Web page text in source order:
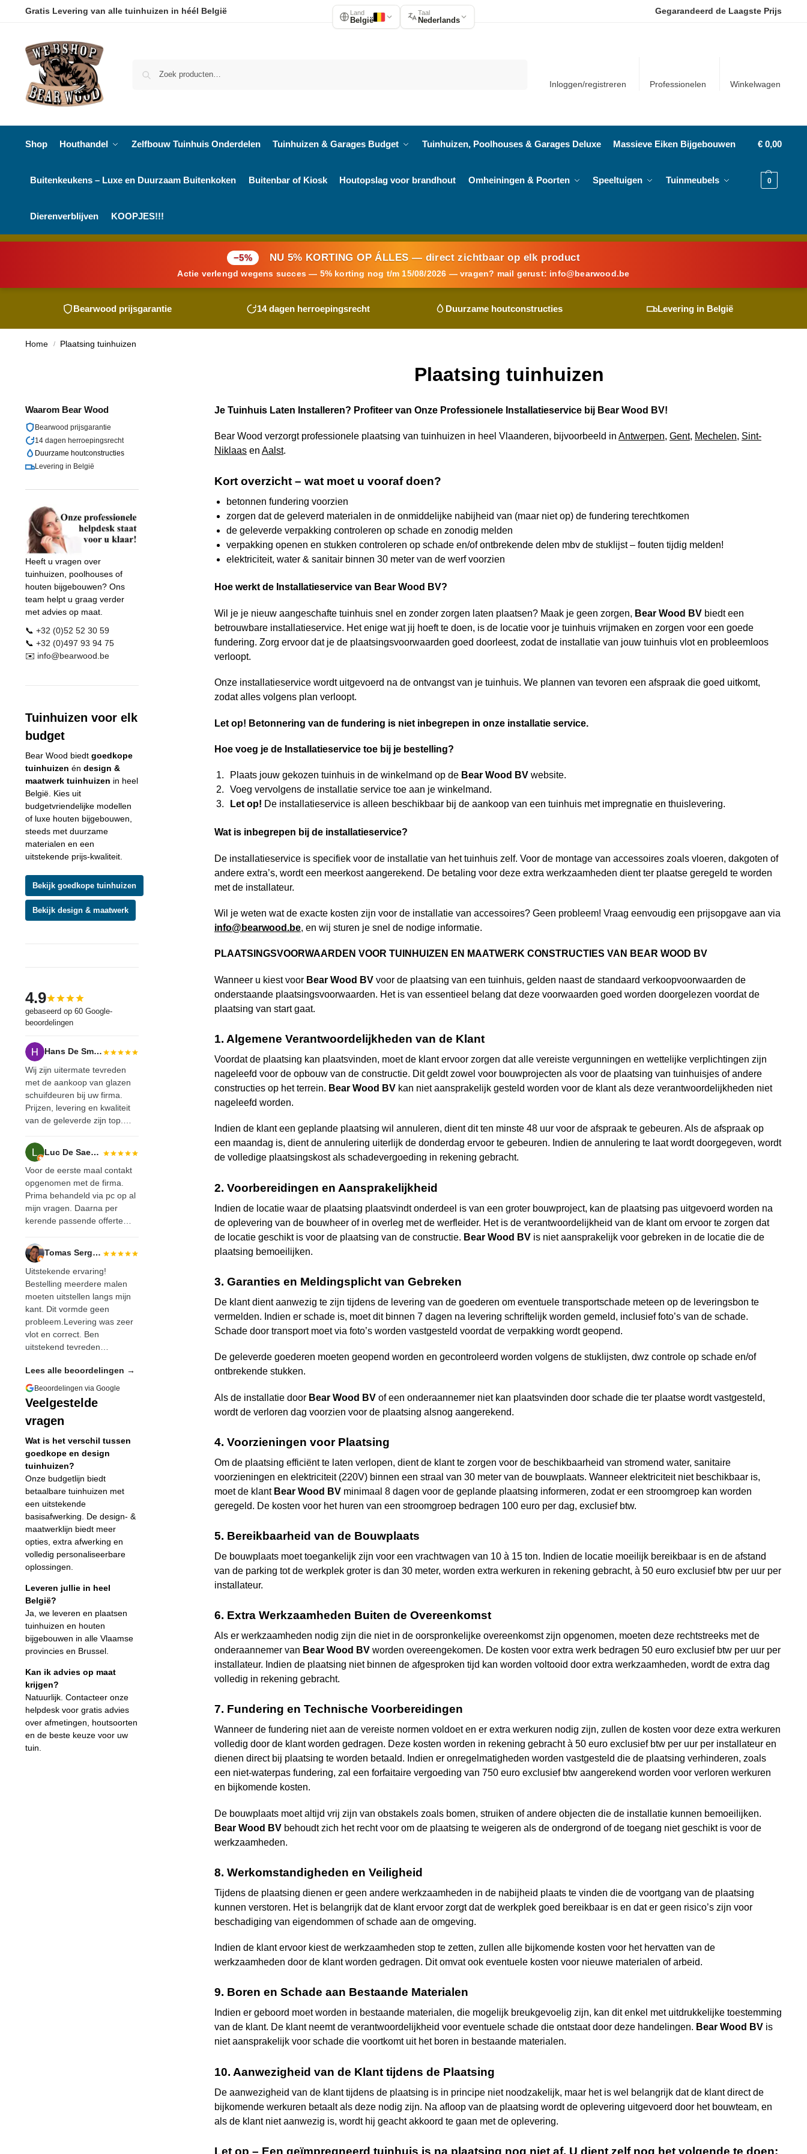
Gratis Levering van alle tuinhuizen in héél België Gegarandeerd de Laagste Prijs
Inloggen/registreren Professionelen Winkelwagen
Shop Houthandel Zelfbouw Tuinhuis Onderdelen Tuinhuizen & Garages Budget Tuinhuizen, Poolhouses & Garages Deluxe Massieve Eiken Bijgebouwen
Buitenkeukens – Luxe en Duurzaam Buitenkoken Buitenbar of Kiosk Houtopslag voor brandhout Omheiningen & Poorten Speeltuigen Tuinmeubels
Dierenverblijven KOOPJES!!!
€ 0,00
0
−5% NU 5% KORTING OP ÁLLES — direct zichtbaar op elk product
Actie verlengd wegens succes — 5% korting nog t/m 15/08/2026 — vragen? mail gerust: info@ bearwood .be
Bearwood prijsgarantie 14 dagen herroepingsrecht Duurzame houtconstructies Levering in België
Home / Plaatsing tuinhuizen
Plaatsing tuinhuizen
Je Tuinhuis Laten Installeren? Profiteer van Onze Professionele Installatieservice bij Bear Wood BV!
Bear Wood verzorgt professionele plaatsing van tuinhuizen in heel Vlaanderen, bijvoorbeeld in Antwerpen, Gent, Mechelen, Sint-
Niklaasen Aalst.
Kort overzicht – wat moet u vooraf doen?
betonnen fundering voorzien
zorgen dat de geleverd materialen in de onmiddelijke nabijheid van (maar niet op) de fundering terechtkomen
de geleverde verpakking controleren op schade en zonodig melden
verpakking openen en stukken controleren op schade en/of ontbrekende delen mbv de stuklijst – fouten tijdig melden!
elektriciteit, water & sanitair binnen 30 meter van de werf voorzien
Hoe werkt de Installatieservice van Bear Wood BV?
Wil je je nieuw aangeschafte tuinhuis snel en zonder zorgen laten plaatsen? Maak je geen zorgen, Bear Wood BVbiedt een
betrouwbare installatieservice. Het enige wat jij hoeft te doen, is de locatie voor je tuinhuis vrijmaken en zorgen voor een goede
fundering. Zorg ervoor dat je de plaatsingsvoorwaarden goed doorleest, zodat de installatie van jouw tuinhuis vlot en probleemloos
verloopt.
Onze installatieservice wordt uitgevoerd na de ontvangst van je tuinhuis. We plannen van tevoren een afspraak die goed uitkomt,
zodat alles volgens plan verloopt.
Let op! Betonnering van de fundering is niet inbegrepen in onze installatie service.
Hoe voeg je de Installatieservice toe bij je bestelling?
Plaats jouw gekozen tuinhuis in de winkelmand op de Bear Wood BVwebsite.
Voeg vervolgens de installatie service toe aan je winkelmand.
Let op! De installatieservice is alleen beschikbaar bij de aankoop van een tuinhuis met impregnatie en thuislevering.
Wat is inbegrepen bij de installatieservice?
De installatieservice is specifiek voor de installatie van het tuinhuis zelf. Voor de montage van accessoires zoals vloeren, dakgoten of
andere extra’s, wordt een meerkost aangerekend. De betaling voor deze extra werkzaamheden dient ter plaatse geregeld te worden
met de installateur.
Wil je weten wat de exacte kosten zijn voor de installatie van accessoires? Geen probleem! Vraag eenvoudig een prijsopgave aan via
info@ bearwood .be, en wij sturen je snel de nodige informatie.
PLAATSINGSVOORWAARDEN VOOR TUINHUIZEN EN MAATWERK CONSTRUCTIES VAN BEAR WOOD BV
Wanneer u kiest voor Bear Wood BVvoor de plaatsing van een tuinhuis, gelden naast de standaard verkoopvoorwaarden de
onderstaande plaatsingsvoorwaarden. Het is van essentieel belang dat deze voorwaarden goed worden doorgelezen voordat de
plaatsing van start gaat.
1. Algemene Verantwoordelijkheden van de Klant
Voordat de plaatsing kan plaatsvinden, moet de klant ervoor zorgen dat alle vereiste vergunningen en wettelijke verplichtingen zijn
nageleefd voor de opbouw van de constructie. Dit geldt zowel voor bouwprojecten als voor de plaatsing van tuinhuisjes of andere
constructies op het terrein. Bear Wood BVkan niet aansprakelijk gesteld worden voor de klant als deze verantwoordelijkheden niet
nageleefd worden.
Indien de klant een geplande plaatsing wil annuleren, dient dit ten minste 48 uur voor de afspraak te gebeuren. Als de afspraak op
een maandag is, dient de annulering uiterlijk de donderdag ervoor te gebeuren. Indien de annulering te laat wordt doorgegeven, wordt
de volledige plaatsingskost als schadevergoeding in rekening gebracht.
2. Voorbereidingen en Aansprakelijkheid
Indien de locatie waar de plaatsing plaatsvindt onderdeel is van een groter bouwproject, kan de plaatsing pas uitgevoerd worden na
de oplevering van de bouwheer of in overleg met de werfleider. Het is de verantwoordelijkheid van de klant om ervoor te zorgen dat
de locatie geschikt is voor de plaatsing van de constructie. Bear Wood BVis niet aansprakelijk voor gebreken in de locatie die de
plaatsing bemoeilijken.
3. Garanties en Meldingsplicht van Gebreken
De klant dient aanwezig te zijn tijdens de levering van de goederen om eventuele transportschade meteen op de leveringsbon te
vermelden. Indien er schade is, moet dit binnen 7 dagen na levering schriftelijk worden gemeld, inclusief foto’s van de schade.
Schade door transport moet via foto’s worden vastgesteld voordat de verpakking wordt geopend.
De geleverde goederen moeten geopend worden en gecontroleerd worden volgens de stuklijsten, dwz controle op schade en/of
ontbrekende stukken.
Als de installatie door Bear Wood BVof een onderaannemer niet kan plaatsvinden door schade die ter plaatse wordt vastgesteld,
wordt de verloren dag voorzien voor de plaatsing alsnog aangerekend.
4. Voorzieningen voor Plaatsing
Om de plaatsing efficiënt te laten verlopen, dient de klant te zorgen voor de beschikbaarheid van stromend water, sanitaire
voorzieningen en elektriciteit (220V) binnen een straal van 30 meter van de bouwplaats. Wanneer elektriciteit niet beschikbaar is,
moet de klant Bear Wood BVminimaal 8 dagen voor de geplande plaatsing informeren, zodat er een stroomgroep kan worden
geregeld. De kosten voor het huren van een stroomgroep bedragen 100 euro per dag, exclusief btw.
5. Bereikbaarheid van de Bouwplaats
De bouwplaats moet toegankelijk zijn voor een vrachtwagen van 10 à 15 ton. Indien de locatie moeilijk bereikbaar is en de afstand
van de parking tot de werkplek groter is dan 30 meter, worden extra werkuren in rekening gebracht, à 50 euro exclusief btw per uur per
installateur.
6. Extra Werkzaamheden Buiten de Overeenkomst
Als er werkzaamheden nodig zijn die niet in de oorspronkelijke overeenkomst zijn opgenomen, moeten deze rechtstreeks met de
onderaannemer van Bear Wood BVworden overeengekomen. De kosten voor extra werk bedragen 50 euro exclusief btw per uur per
installateur. Indien de plaatsing niet binnen de afgesproken tijd kan worden voltooid door extra werkzaamheden, wordt de extra dag
volledig in rekening gebracht.
7. Fundering en Technische Voorbereidingen
Wanneer de fundering niet aan de vereiste normen voldoet en er extra werkuren nodig zijn, zullen de kosten voor deze extra werkuren
volledig door de klant worden gedragen. Deze kosten worden in rekening gebracht à 50 euro exclusief btw per uur per installateur en
dienen direct bij plaatsing te worden betaald. Indien er onregelmatigheden worden vastgesteld die de plaatsing verhinderen, zoals
een niet-waterpas fundering, zal een forfaitaire vergoeding van 750 euro exclusief btw aangerekend worden voor verloren werkuren
en bijkomende kosten.
De bouwplaats moet altijd vrij zijn van obstakels zoals bomen, struiken of andere objecten die de installatie kunnen bemoeilijken.
Bear Wood BVbehoudt zich het recht voor om de plaatsing te weigeren als de ondergrond of de toegang niet geschikt is voor de
werkzaamheden.
8. Werkomstandigheden en Veiligheid
Tijdens de plaatsing dienen er geen andere werkzaamheden in de nabijheid plaats te vinden die de voortgang van de plaatsing
kunnen verstoren. Het is belangrijk dat de klant ervoor zorgt dat de werkplek goed bereikbaar is en dat er geen risico’s zijn voor
beschadiging van eigendommen of schade aan de omgeving.
Indien de klant ervoor kiest de werkzaamheden stop te zetten, zullen alle bijkomende kosten voor het hervatten van de
werkzaamheden door de klant worden gedragen. Dit omvat ook eventuele kosten voor nieuwe materialen of arbeid.
9. Boren en Schade aan Bestaande Materialen
Indien er geboord moet worden in bestaande materialen, die mogelijk breukgevoelig zijn, kan dit enkel met uitdrukkelijke toestemming
van de klant. De klant neemt de verantwoordelijkheid voor eventuele schade die ontstaat door deze handelingen. Bear Wood BVis
niet aansprakelijk voor schade die voortkomt uit het boren in bestaande materialen.
10. Aanwezigheid van de Klant tijdens de Plaatsing
De aanwezigheid van de klant tijdens de plaatsing is in principe niet noodzakelijk, maar het is wel belangrijk dat de klant direct de
bijkomende werkuren betaalt als deze nodig zijn. Na afloop van de plaatsing wordt de oplevering uitgevoerd door het bouwteam, en
als de klant niet aanwezig is, wordt hij geacht akkoord te gaan met de oplevering.
Let op – Een geïmpregneerd tuinhuis is na plaatsing nog niet af. U dient zelf nog het volgende te doen:
Waarom Bear Wood
Bearwood prijsgarantie
14 dagen herroepingsrecht
Duurzame houtconstructies
Levering in België
Heeft u vragen over
tuinhuizen, poolhouses of
houten bijgebouwen? Ons
team helpt u graag verder
met advies op maat.
📞 +32 (0)52 52 30 59
📞 +32 (0)497 93 94 75
✉️ info@bearwood .be
Tuinhuizen voor elk
budget
Bear Wood biedt goedkope
tuinhuizen én design &
maatwerk tuinhuizen in heel
België. Kies uit
budgetvriendelijke modellen
of luxe houten bijgebouwen,
steeds met duurzame
materialen en een
uitstekende prijs-kwaliteit.
Bekijk goedkope tuinhuizen
Bekijk design & maatwerk
4.9
gebaseerd op 60 Google-
beoordelingen
Hans De Smedt
Wij zijn uitermate tevreden
met de aankoop van glazen
schuifdeuren bij uw firma.
Prijzen, levering en kwaliteit
van de geleverde zijn top.…
Luc De Saedeleir
Voor de eerste maal contakt
opgenomen met de firma.
Prima behandeld via pc op al
mijn vragen. Daarna per
kerende passende offerte…
Tomas Sergeant
Uitstekende ervaring!
Bestelling meerdere malen
moeten uitstellen langs mijn
kant. Dit vormde geen
probleem.Levering was zeer
vlot en correct. Ben
uitstekend tevreden…
Lees alle beoordelingen →
Beoordelingen via Google
Veelgestelde
vragen
Wat is het verschil tussen
goedkope en design
tuinhuizen?
Onze budgetlijn biedt
betaalbare tuinhuizen met
een uitstekende
basisafwerking. De design- &
maatwerklijn biedt meer
opties, extra afwerking en
volledig personaliseerbare
oplossingen.
Leveren jullie in heel
België?
Ja, we leveren en plaatsen
tuinhuizen en houten
bijgebouwen in alle Vlaamse
provincies en Brussel.
Kan ik advies op maat
krijgen?
Natuurlijk. Contacteer onze
helpdesk voor gratis advies
over afmetingen, houtsoorten
en de beste keuze voor uw
tuin.
Land
België
Taal
Nederlands